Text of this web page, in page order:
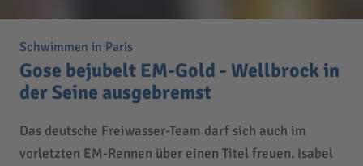
Schwimmen in Paris
Gose bejubelt EM-Gold - Wellbrock in
der Seine ausgebremst
Das deutsche Freiwasser-Team darf sich auch im
vorletzten EM-Rennen über einen Titel freuen. Isabel